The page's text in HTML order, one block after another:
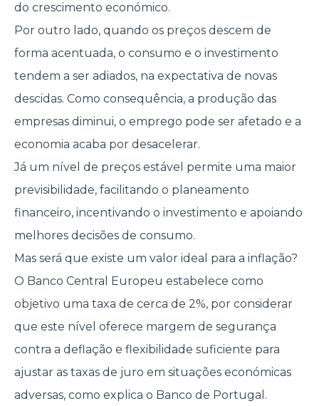
do crescimento económico.
Por outro lado, quando os preços descem de
forma acentuada, o consumo e o investimento
tendem a ser adiados, na expectativa de novas
descidas. Como consequência, a produção das
empresas diminui, o emprego pode ser afetado e a
economia acaba por desacelerar.
Já um nível de preços estável permite uma maior
previsibilidade, facilitando o planeamento
financeiro, incentivando o investimento e apoiando
melhores decisões de consumo.
Mas será que existe um valor ideal para a inflação?
O Banco Central Europeu estabelece como
objetivo uma taxa de cerca de 2%, por considerar
que este nível oferece margem de segurança
contra a deflação e flexibilidade suficiente para
ajustar as taxas de juro em situações económicas
adversas, como explica o Banco de Portugal.